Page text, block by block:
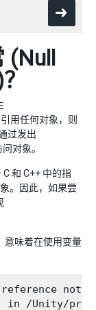
(Null
用任何对象，则
过发出
对象。
和 C++ 中的指
。因此，如果尝
意味着在使用变量
reference